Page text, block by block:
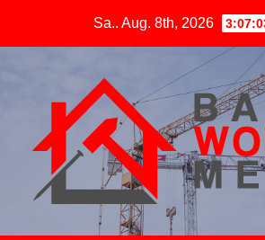
Sa.. Aug. 8th, 2026